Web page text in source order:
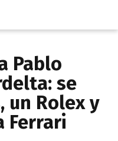
Pablo
se
un Rolex y
Ferrari